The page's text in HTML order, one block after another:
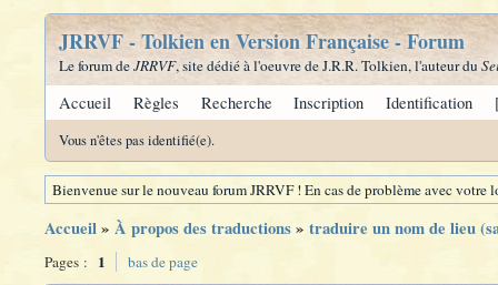
JRRVF - Tolkien en Version Française - Forum
Le forum deJRRVF, site dédié à l'oeuvre de J.R.R. Tolkien, l'auteur du
Accueil Règles Recherche Inscription Identification
Vous n'êtes pas identifié(e).
Bienvenue sur le nouveau forum JRRVF ! En cas de problème avec
Accueil» À propos des traductions» traduire un nom de lieu
Pages : 1 bas de page